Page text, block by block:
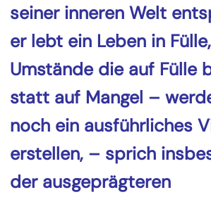
seiner inneren Welt
er lebt ein Leben in
Umstände die auf Fülle
statt auf Mangel –
noch ein ausführliches
erstellen, – sprich
der ausgeprägteren